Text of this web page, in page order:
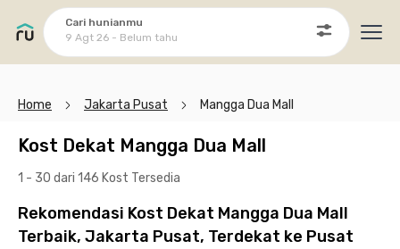
Cari hunianmu
9 Agt 26 - Belum tahu
Home Jakarta Pusat Mangga Dua Mall
Kost Dekat Mangga Dua Mall
1 - 30 dari 146 Kost Tersedia
Rekomendasi Kost Dekat Mangga Dua Mall
Terbaik, Jakarta Pusat, Terdekat ke Pusat